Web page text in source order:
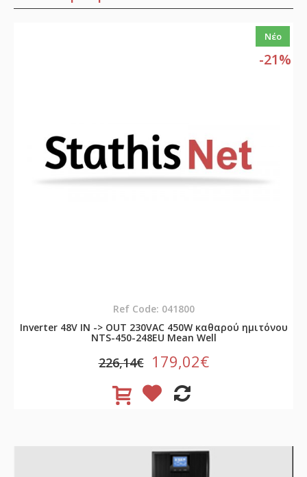
Νέο
-21%
Ref Code: 041800
Inverter 48V ΙΝ -> OUT 230VAC 450W καθαρού ημιτόνου
NTS-450-248EU Mean Well
226,14€ 179,02€